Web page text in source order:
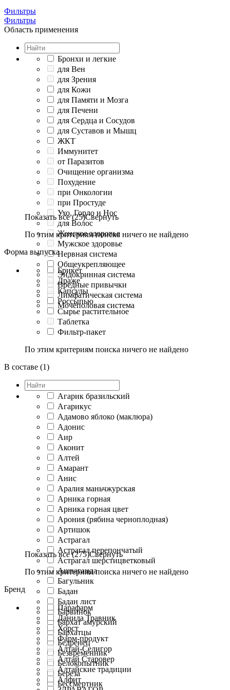
Фильтры
Фильтры
Область применения
Бронхи и легкие
для Вен
для Зрения
для Кожи
для Памяти и Мозга
для Печени
для Сердца и Сосудов
для Суставов и Мышц
ЖКТ
Иммунитет
от Паразитов
Очищение организма
Похудение
при Онкологии
при Простуде
Ухо, Горло и Нос
для Волос
Женское здоровье
Мужское здоровье
Нервная система
Общеукрепляющее
Эндокринная система
Вредные привычки
Лимфатическая система
Мочеполовая система
Показать все (25)Свернуть
По этим критериям поиска ничего не найдено
Форма выпуска
Брикет
Драже
Капсулы
Россыпью
Сырье растительное
Таблетка
Фильтр-пакет
По этим критериям поиска ничего не найдено
В составе (1)
Агарик бразильский
Агарикус
Адамово яблоко (маклюра)
Адонис
Аир
Аконит
Алтей
Амарант
Анис
Аралия маньчжурская
Арника горная
Арника горная цвет
Арония (рябина черноплодная)
Артишок
Астрагал
Астрагал перепончатый
Астрагал шерстицветковый
Ашваганда
Багульник
Бадан
Бадан лист
Барвинок
Бархат амурский
Бархатцы
Бедренец
Безвременник
Белокопытник
Береза
Бессмертник
Показать все (275)Свернуть
По этим критериям поиска ничего не найдено
Бренд
Парафарм
Данила Травник
Хорст
Фарм-продукт
Алтай-Селигор
Алтай Старовер
Алтайские традиции
Алфит